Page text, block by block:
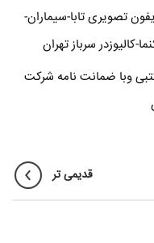
تصویری تابا-سیماران-
سرباز تهران
وبا ضمانت نامه شرکت
قدیمی تر